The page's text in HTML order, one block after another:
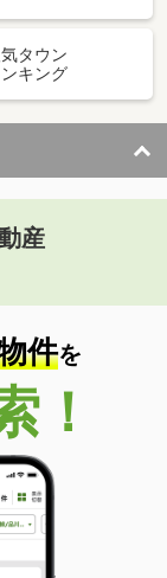
町１
２
気タウン
キング
産
件を
！